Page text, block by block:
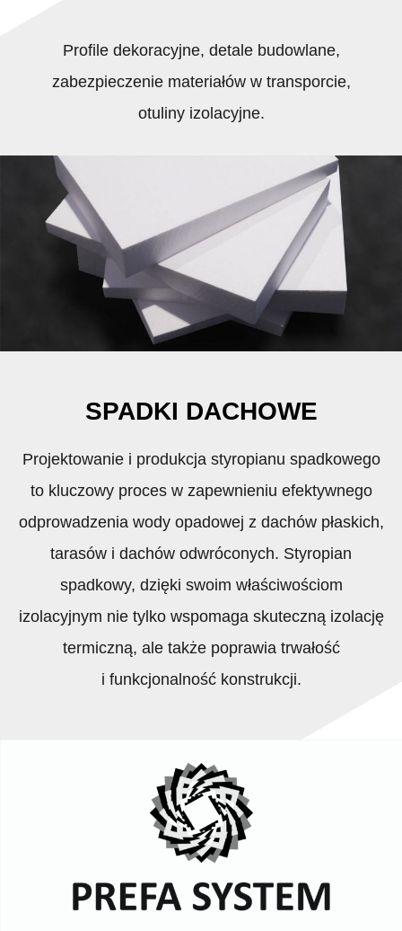
Profile dekoracyjne, detale budowlane,
zabezpieczenie materiałów w transporcie,
otuliny izolacyjne.
SPADKI DACHOWE
Projektowanie i produkcja styropianu spadkowego
to kluczowy proces w zapewnieniu efektywnego
odprowadzenia wody opadowej z dachów płaskich,
tarasów i dachów odwróconych. Styropian
spadkowy, dzięki swoim właściwościom
izolacyjnym nie tylko wspomaga skuteczną izolację
termiczną, ale także poprawia trwałość
i funkcjonalność konstrukcji.